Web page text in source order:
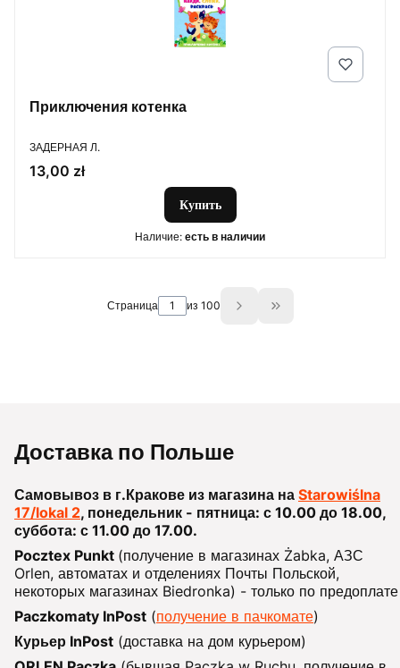
Приключения котенка
ПРОИЗВОДИТЕЛЬ
ЗАДЕРНАЯ Л.
Цена
13,00 zł
Купить
Наличие: есть в наличии
Страница из 100 Go to the last page
Доставка по Польше
Самовывоз в г.Кракове из магазина на Starowiślna
17/lokal 2, понедельник - пятница: с 10.00 до 18.00,
суббота: с 11.00 до 17.00.
Pocztex Punkt (получение в магазинах Żabka, АЗС
Orlen, автоматах и отделениях Почты Польской,
некоторых магазинах Biedronka) - только по предоплате
Paczkomaty InPost (получение в пачкомате)
Курьер InPost (доставка на дом курьером)